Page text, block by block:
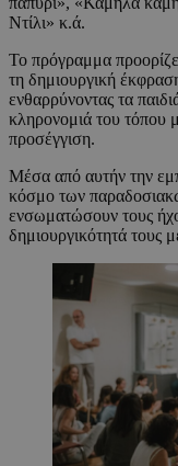
Ντίλι» κ.ά.
Το πρόγραμμα
τη δημιουργική
ενθαρρύνοντας τα
κληρονομιά του τόπου
προσέγγιση.
Μέσα από αυτήν την
κόσμο των
ενσωματώσουν τους
δημιουργικότητά τους